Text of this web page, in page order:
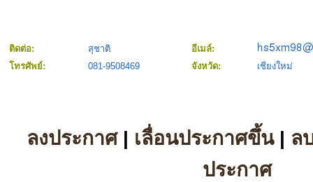
ติดต่อ: สุชาติ
อีเมล์:
โทรศัพย์:
081-9508469 จังหวัด: เชียงใหม่
ลงประกาศ| เลื่อนประกาศขึ้น| ล
ประกาศ